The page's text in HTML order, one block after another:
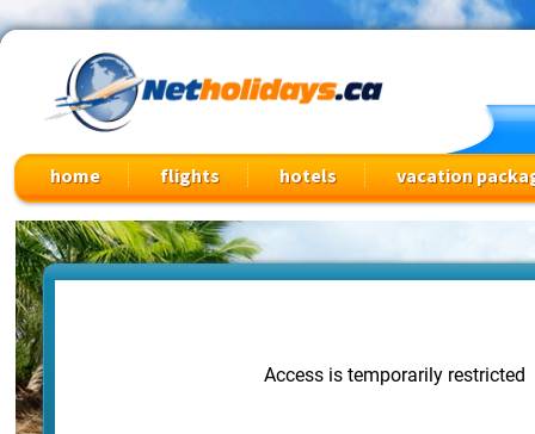
home flights hotels vacation